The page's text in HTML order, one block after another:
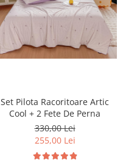
Set Pilota Racoritoare Artic
Cool + 2 Fete De Perna
330,00 Lei
255,00 Lei